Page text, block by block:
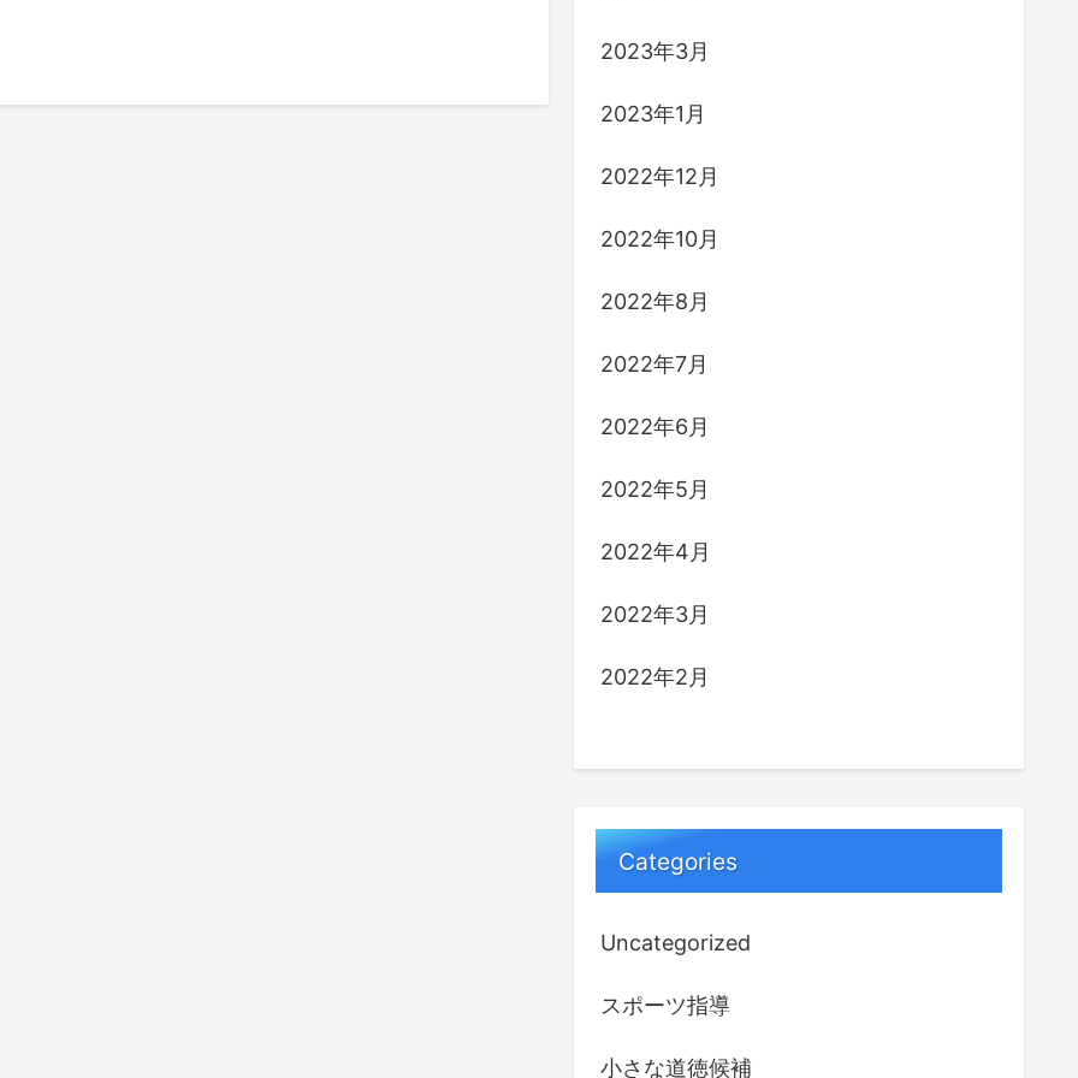
2023年3月
2023年1月
2022年12月
2022年10月
2022年8月
2022年7月
2022年6月
2022年5月
2022年4月
2022年3月
2022年2月
Categories
Uncategorized
スポーツ指導
小さな道徳候補